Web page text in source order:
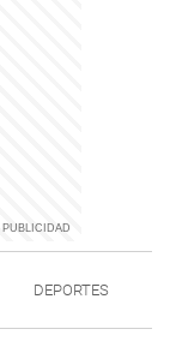
DEPORTES